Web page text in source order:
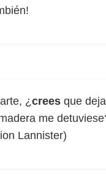
¿crees que
me
Lannister)